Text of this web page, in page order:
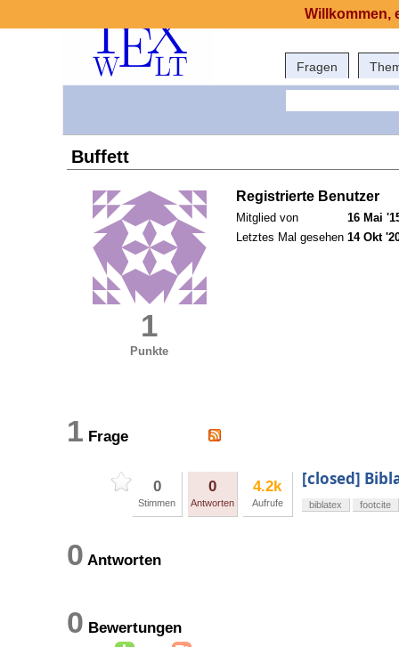
Fragen
Buffett
1
Punkte
Registrierte Benutzer
Mitglied von
16 Mai
Letztes Mal gesehen 14 Okt
1 Frage
0
Stimmen
0
Antworten
4.2k
Aufrufe
[closed]
biblatex footcite
0 Antworten
0 Bewertungen
Willkommen,